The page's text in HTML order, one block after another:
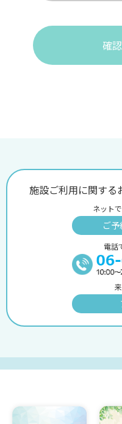
確
施設ご利用に関する
ネット
ご
電話